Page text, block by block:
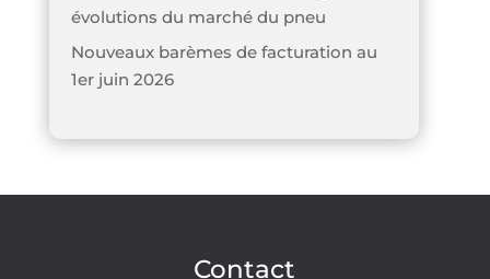
évolutions du marché du pneu
Nouveaux barèmes de facturation au
1er juin 2026
Contact